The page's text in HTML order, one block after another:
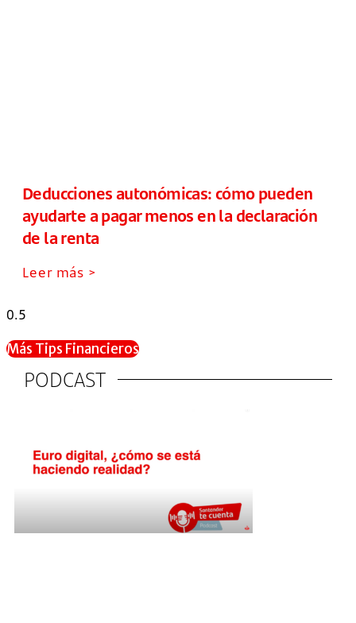
Deducciones autonómicas: cómo pueden
ayudarte a pagar menos en la declaración
de la renta
Leer más >
Más Tips Financieros
PODCAST